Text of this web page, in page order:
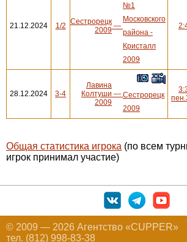
21.12.2024 1/2 Сестрорецк
2009 —
№1
Московского
района -
Кристалл
2009
28.12.2024 3-4
Лавина
Колтуши
2009
— Сестрорецк
2009
Общая статистика игрока (по всем
игрок принимал участие)
© 2009 — 2026 Агентство «CUPPER»
тел. (812) 998-83-38